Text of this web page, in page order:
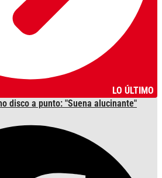
LO ÚLTIMO
disco a punto: "Suena alucinante"